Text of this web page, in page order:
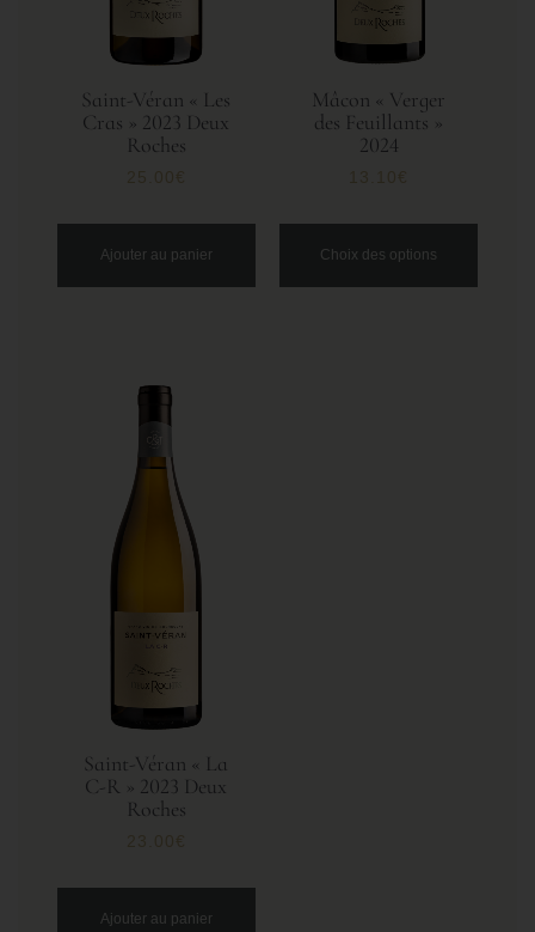
Saint-Véran « Les
Cras » 2023 Deux
Roches
Ajouter au panier
Mâcon « Verger
des Feuillants »
2024
Choix des options
Saint-Véran « La
C-R » 2023 Deux
Roches
Ajouter au panier